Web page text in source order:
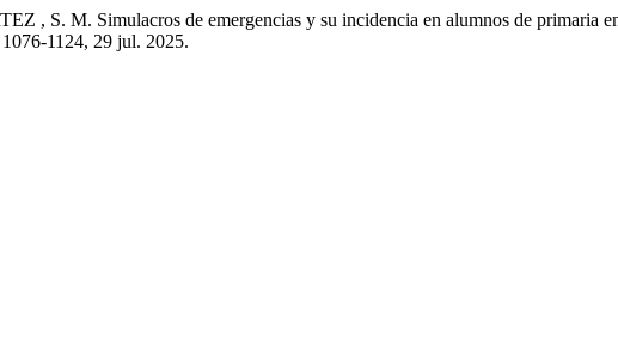
M. Simulacros de emergencias y su incidencia en alumnos de primaria
1124, 29 jul. 2025.